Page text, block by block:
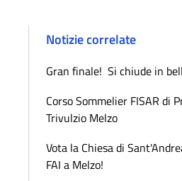
Notizie correlate
Gran finale! Si chiude in
Corso Sommelier FISAR di
Trivulzio Melzo
Vota la Chiesa di
FAI a Melzo!